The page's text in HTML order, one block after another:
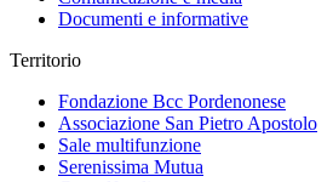
Documenti e informative
Territorio
Fondazione Bcc Pordenonese
Associazione San Pietro Apostolo
Sale multifunzione
Serenissima Mutua